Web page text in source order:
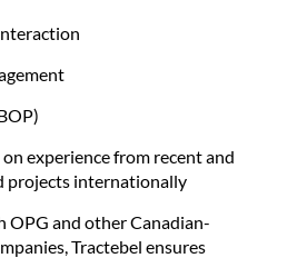
experience from recent and
projects internationally
OPG and other Canadian-
Tractebel ensures